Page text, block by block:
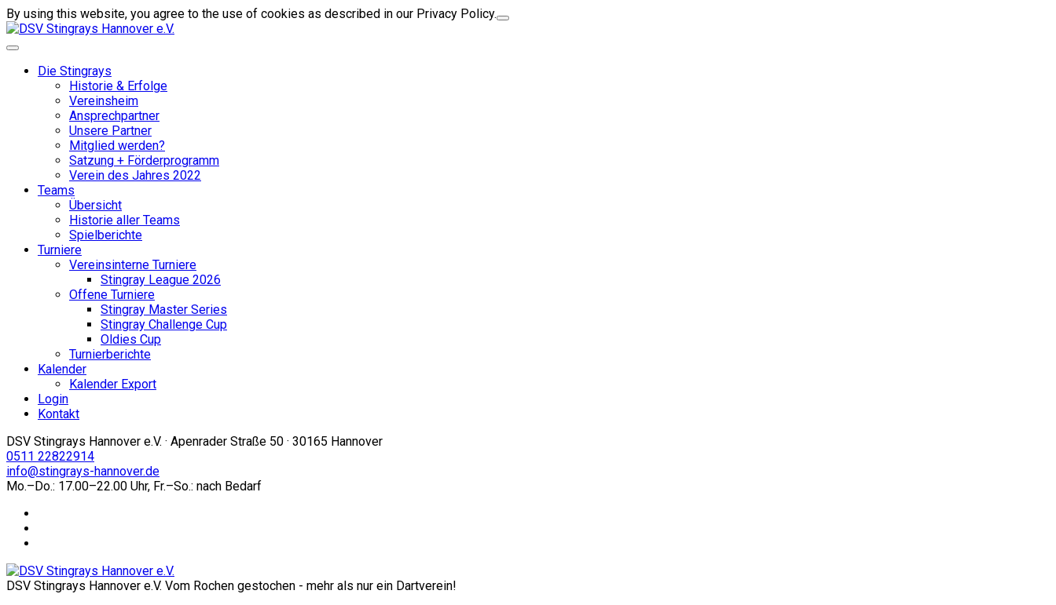
By using this website, you agree to the use of cookies as described in our Privacy Policy.
Die Stingrays
Historie & Erfolge
Vereinsheim
Ansprechpartner
Unsere Partner
Mitglied werden?
Satzung + Förderprogramm
Verein des Jahres 2022
Teams
Übersicht
Historie aller Teams
Spielberichte
Turniere
Vereinsinterne Turniere
Stingray League 2026
Offene Turniere
Stingray Master Series
Stingray Challenge Cup
Oldies Cup
Turnierberichte
Kalender
Kalender Export
Login
Kontakt
DSV Stingrays Hannover e.V. · Apenrader Straße 50 · 30165 Hannover
0511 22822914
info@stingrays-hannover.de
Mo.–Do.: 17.00–22.00 Uhr, Fr.–So.: nach Bedarf
DSV Stingrays Hannover e.V. Vom Rochen gestochen - mehr als nur ein Dartverein!